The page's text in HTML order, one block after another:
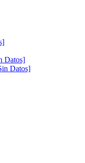
Datos]
Datos]